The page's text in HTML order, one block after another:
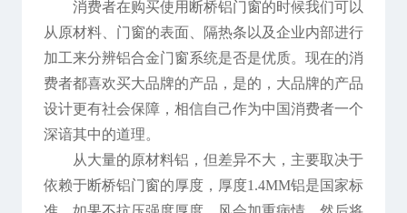
消费者在购买使用断桥铝门窗的时候我们可以
从原材料、门窗的表面、隔热条以及企业内部进行
加工来分辨铝合金门窗系统是否是优质。现在的消
费者都喜欢买大品牌的产品，是的，大品牌的产品
设计更有社会保障，相信自己作为中国消费者一个
深谙其中的道理。
从大量的原材料铝，但差异不大，主要取决于
依赖于断桥铝门窗的厚度，厚度1.4MM铝是国家标